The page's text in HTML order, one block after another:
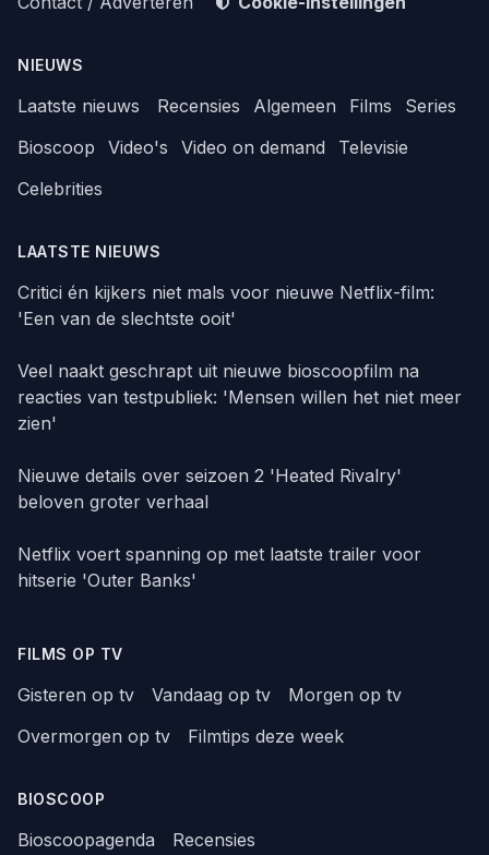
NIEUWS
Laatste nieuws Recensies Algemeen Films
Series
Bioscoop
Video's Video on demand
Televisie
Celebrities
LAATSTE NIEUWS
Critici én kijkers niet mals voor nieuwe Netflix-film:
'Een van de slechtste ooit'
Veel naakt geschrapt uit nieuwe bioscoopfilm na
reacties van testpubliek: 'Mensen willen het niet meer
zien'
Nieuwe details over seizoen 2 'Heated Rivalry'
beloven groter verhaal
Netflix voert spanning op met laatste trailer voor
hitserie 'Outer Banks'
FILMS OP TV
Gisteren op tv Vandaag op tv
Morgen op tv
Overmorgen op tv
Filmtips deze week
BIOSCOOP
Bioscoopagenda
Recensies